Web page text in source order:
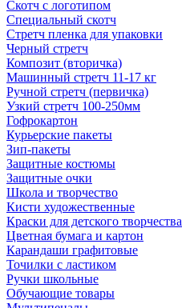
Скотч с логотипом
Специальный скотч
Стретч пленка для упаковки
Черный стретч
Композит (вторичка)
Машинный стретч 11-17 кг
Ручной стретч (первичка)
Узкий стретч 100-250мм
Гофрокартон
Курьерские пакеты
Зип-пакеты
Защитные костюмы
Защитные очки
Школа и творчество
Кисти художественные
Краски для детского творчества
Цветная бумага и картон
Карандаши графитовые
Точилки с ластиком
Ручки школьные
Обучающие товары